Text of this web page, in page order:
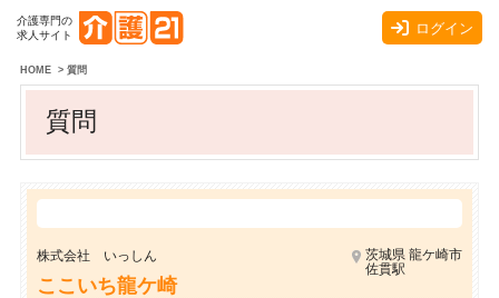
介護専門の
求人サイト
ログイン
HOME > 質問
質問
株式会社 いっしん
ここいち龍ケ崎
茨城県 龍ケ崎市
佐貫駅